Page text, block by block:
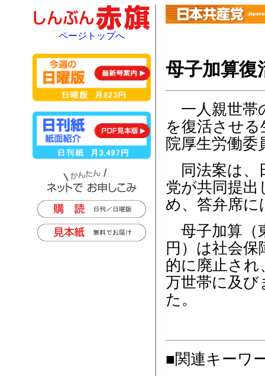
母子加算復
一人親世帯
を復活させ
院厚生労働
同法案は、
党が共同提
め、答弁席
母子加算（
円）は社会
的に廃止され
万世帯に及
た。
■関連キーワ
ページトップへ